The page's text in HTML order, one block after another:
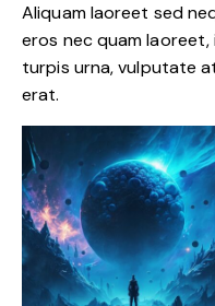
Aliquam laoreet sed
eros nec quam laoreet,
turpis urna, vulputate
erat.